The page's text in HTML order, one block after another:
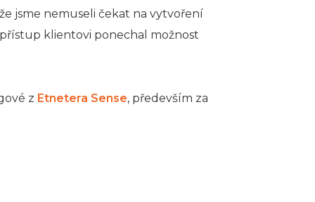
jsme nemuseli čekat na vytvoření
klientovi ponechal možnost
z Etnetera Sense, především za